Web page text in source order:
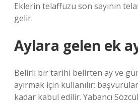
Eklerin telaffuzu son sayının
gelir.
Aylara gelen ek
Belirli bir tarihi belirten ay ve
ayırmak için kullanılır:
kadar kabul edilir. Yabancı